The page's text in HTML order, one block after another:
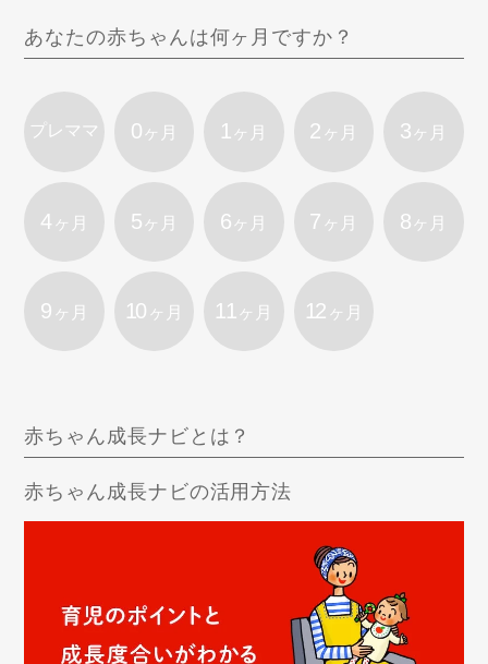
あなたの赤ちゃんは何ヶ月ですか？
プレママ 0 ヶ月 1 ヶ月 2 ヶ月 3 ヶ月
4 ヶ月 5 ヶ月 6 ヶ月 7 ヶ月 8 ヶ月
9 ヶ月 10 ヶ月 11 ヶ月 12 ヶ月
赤ちゃん成長ナビとは？
赤ちゃん成長ナビの活用方法